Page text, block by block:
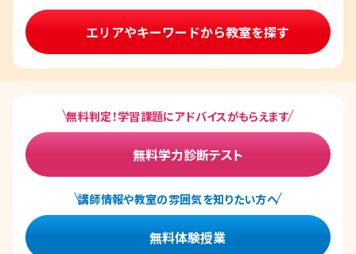
エリアやキーワードから教室を探す
無料判定！学習課題にアドバイスがもらえます
無料学力診断テスト
講師情報や教室の雰囲気を知りたい方へ
無料体験授業